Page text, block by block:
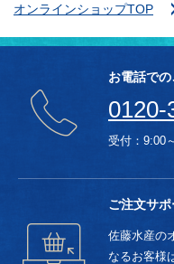
オンラインショップTOP
お電話で
0120-
受付：9:00
ご注文サポ
佐藤水産の
なるお客様